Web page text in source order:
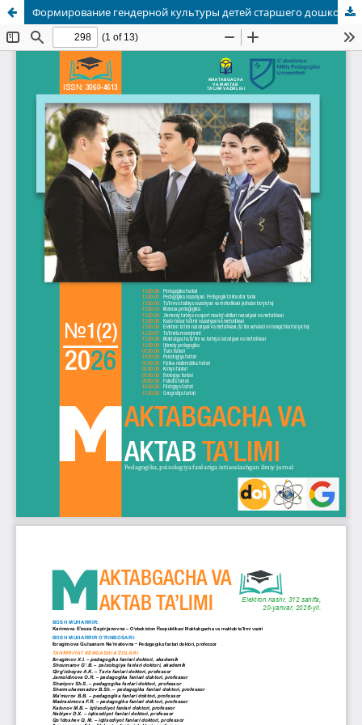
Формирование гендерной культуры детей старшего дошкольного возраста в контексте государственной стратегии Узбекистана